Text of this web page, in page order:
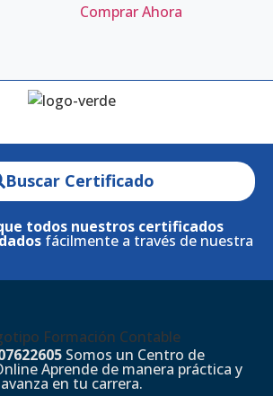
Comprar Ahora
Buscar Certificado
todos nuestros certificados
fácilmente a través de nuestra
Somos un Centro de
Aprende de manera práctica y
avanza en tu carrera.